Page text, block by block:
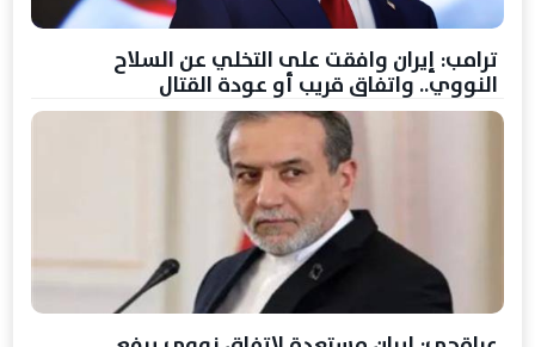
ترامب: إيران وافقت على التخلي عن السلاح
النووي.. واتفاق قريب أو عودة القتال